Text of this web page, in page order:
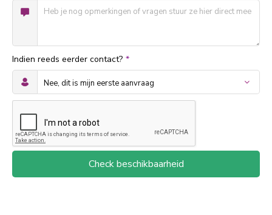
Indien reeds eerder contact? *
Check beschikbaarheid